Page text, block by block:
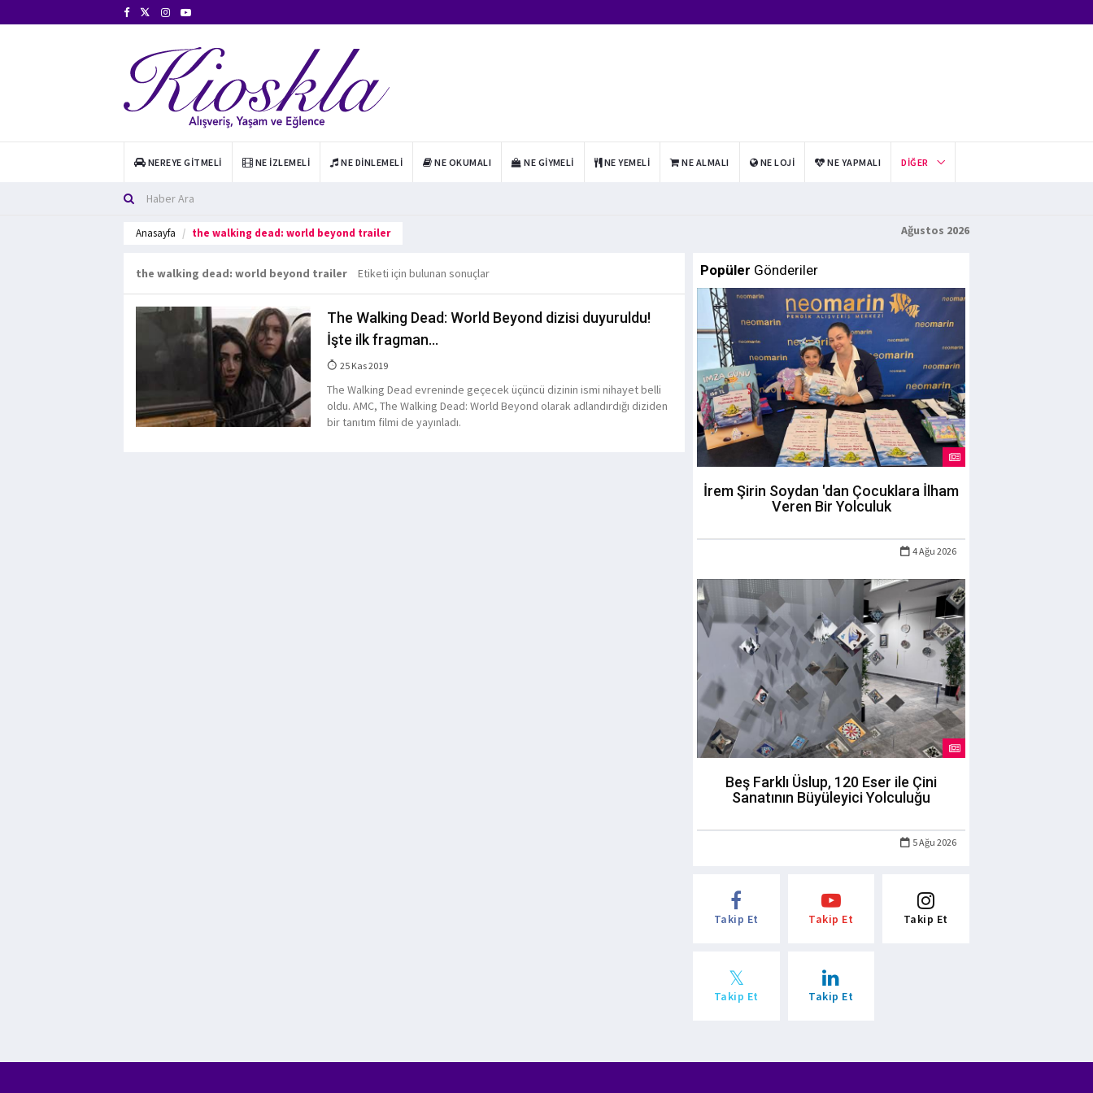
NEREYE GITMELI NE İZLEMELI NE DINLEMELI NE OKUMALI NE GIYMELI NE YEMELI NE ALMALI NE LOJI NE YAPMALI DIĞER
Anasayfa the walking dead: world beyond trailer Ağustos 2026
the walking dead: world beyond trailer Etiketi için bulunan sonuçlar
The Walking Dead: World Beyond dizisi duyuruldu!
İşte ilk fragman...
25 Kas 2019
The Walking Dead evreninde geçecek üçüncü dizinin ismi nihayet belli
oldu. AMC, The Walking Dead: World Beyond olarak adlandırdığı diziden
bir tanıtım filmi de yayınladı.
Popüler Gönderiler
İrem Şirin Soydan 'dan Çocuklara İlham
Veren Bir Yolculuk
4 Ağu 2026
Beş Farklı Üslup, 120 Eser ile Çini
Sanatının Büyüleyici Yolculuğu
5 Ağu 2026
Takip Et Takip Et Takip Et
Takip Et Takip Et